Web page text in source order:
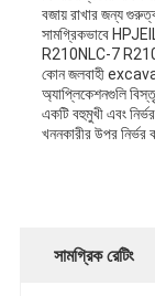
বজায় রাখার জন্য
সামগ্রিকভাবে
R210NLC-7
কোন জলবাহী
অ্যাপ্লিকেশনগুলি
একটি বহুমুখী এবং
খননকারীর উপর নির্ভর
সামগ্রিক রেটিং